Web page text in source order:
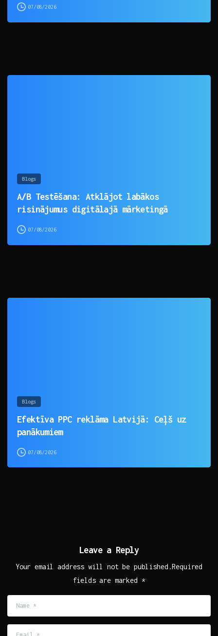
07/08/2026
Blogs
A/B Testēšana: Atklājot labākos
risinājumus digitālajā mārketingā
07/08/2026
Blogs
Efektīva PPC reklāma Latvijā: Ceļš uz
panākumiem
07/08/2026
Leave a Reply
Your email address will not be published.Required
fields are marked *
*